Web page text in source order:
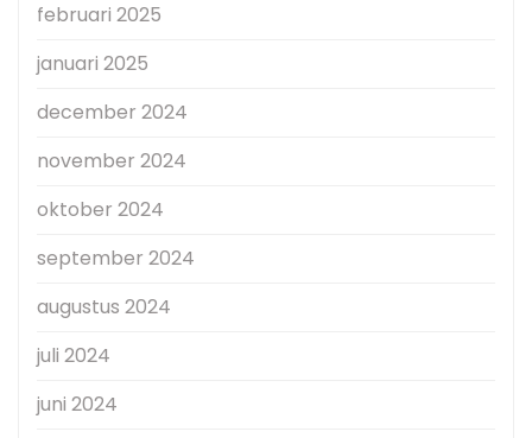
februari 2025
januari 2025
december 2024
november 2024
oktober 2024
september 2024
augustus 2024
juli 2024
juni 2024